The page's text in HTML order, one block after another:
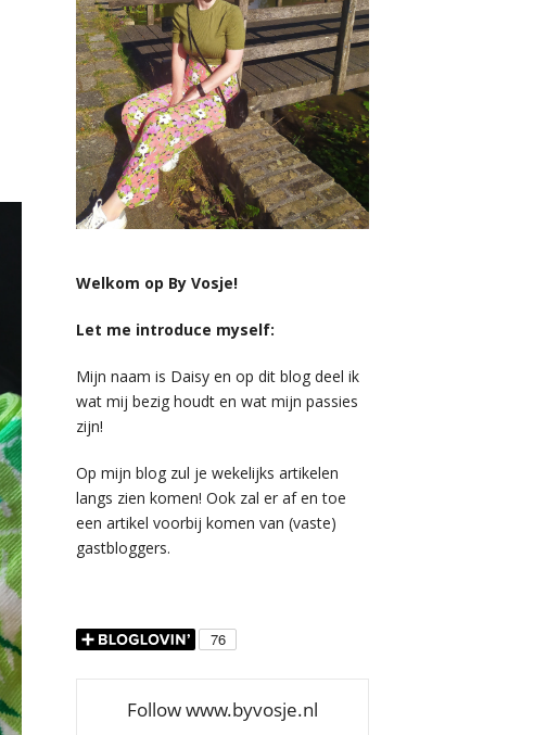
Welkom op By Vosje!
Let me introduce myself:
Mijn naam is Daisy en op dit blog deel ik
wat mij bezig houdt en wat mijn passies
zijn!
Op mijn blog zul je wekelijks artikelen
langs zien komen! Ook zal er af en toe
een artikel voorbij komen van (vaste)
gastbloggers.